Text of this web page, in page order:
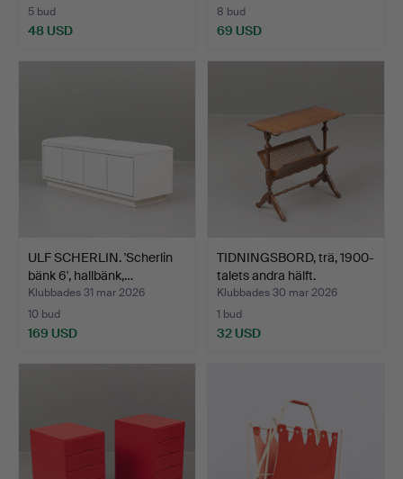
5 bud
48 USD
8 bud
69 USD
ULF SCHERLIN. 'Scherlin
bänk 6', hallbänk,…
Klubbades 31 mar 2026
10 bud
169 USD
TIDNINGSBORD, trä, 1900-
talets andra hälft.
Klubbades 30 mar 2026
1 bud
32 USD